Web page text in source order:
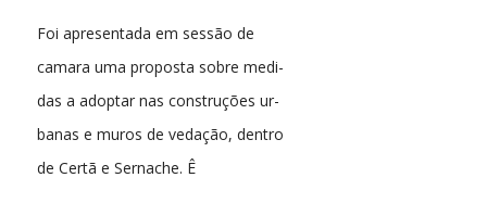
Foi apresentada em sessão de
camara uma proposta sobre medi-
das a adoptar nas construções ur-
banas e muros de vedação, dentro
de Certã e Sernache. Ê